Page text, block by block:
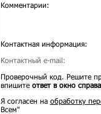
Комментарии:
Контактная информация:
Контактный e-mail:
Проверочный код. Решите
впишите ответ в окно справа
Я согласен на обработку
Всем"